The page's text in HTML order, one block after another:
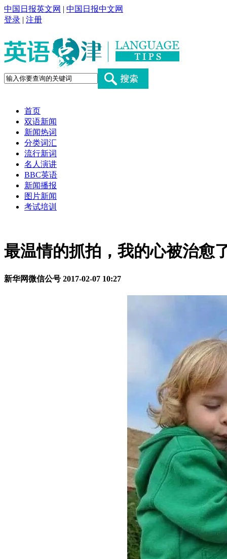
中国日报英文网 | 中国日报中文网
登录 | 注册
首页
双语新闻
新闻热词
分类词汇
流行新词
名人演讲
BBC英语
新闻播报
图片新闻
考试培训
最温情的抓拍，我的心被治愈
新华网微信公号 2017-02-07 10:27